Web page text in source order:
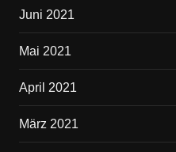
Juni 2021
Mai 2021
April 2021
März 2021